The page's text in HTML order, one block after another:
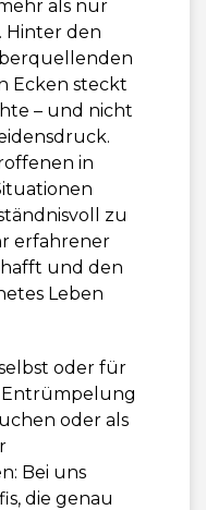
als nur
Hinter den
Ecken steckt
– und nicht
in
zu
erfahrener
und den
Leben
oder für
Entrümpelung
oder als
Bei uns
die genau